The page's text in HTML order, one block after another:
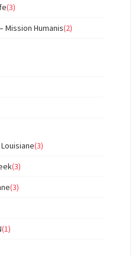
(3)
Mission Humanis(2)
(3)
(3)
(3)
(1)